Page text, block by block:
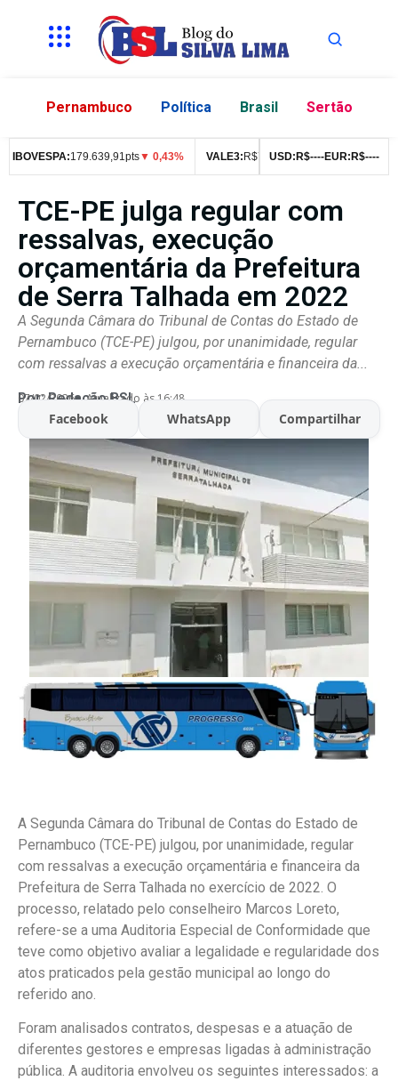
Pernambuco Política Brasil Sertão
179.639,91pts▼ 0,43% VALE3:R$ 76,99▼ 2,49% ITUB4:R$
USD: R$----EUR: R$----
TCE-PE julga regular com
ressalvas, execução
orçamentária da Prefeitura
de Serra Talhada em 2022
A Segunda Câmara do Tribunal de Contas do Estado de
Pernambuco (TCE-PE) julgou, por unanimidade, regular
com ressalvas a execução orçamentária e financeira da...
Por:Redação BSL
07/02/2026 Atualizado às 16:48
Facebook WhatsApp Compartilhar
A Segunda Câmara do Tribunal de Contas do Estado de
Pernambuco (TCE-PE) julgou, por unanimidade, regular
com ressalvas a execução orçamentária e financeira da
Prefeitura de Serra Talhada no exercício de 2022. O
processo, relatado pelo conselheiro Marcos Loreto,
refere-se a uma Auditoria Especial de Conformidade que
teve como objetivo avaliar a legalidade e regularidade dos
atos praticados pela gestão municipal ao longo do
referido ano.
Foram analisados contratos, despesas e a atuação de
diferentes gestores e empresas ligadas à administração
pública. A auditoria envolveu os seguintes interessados: a